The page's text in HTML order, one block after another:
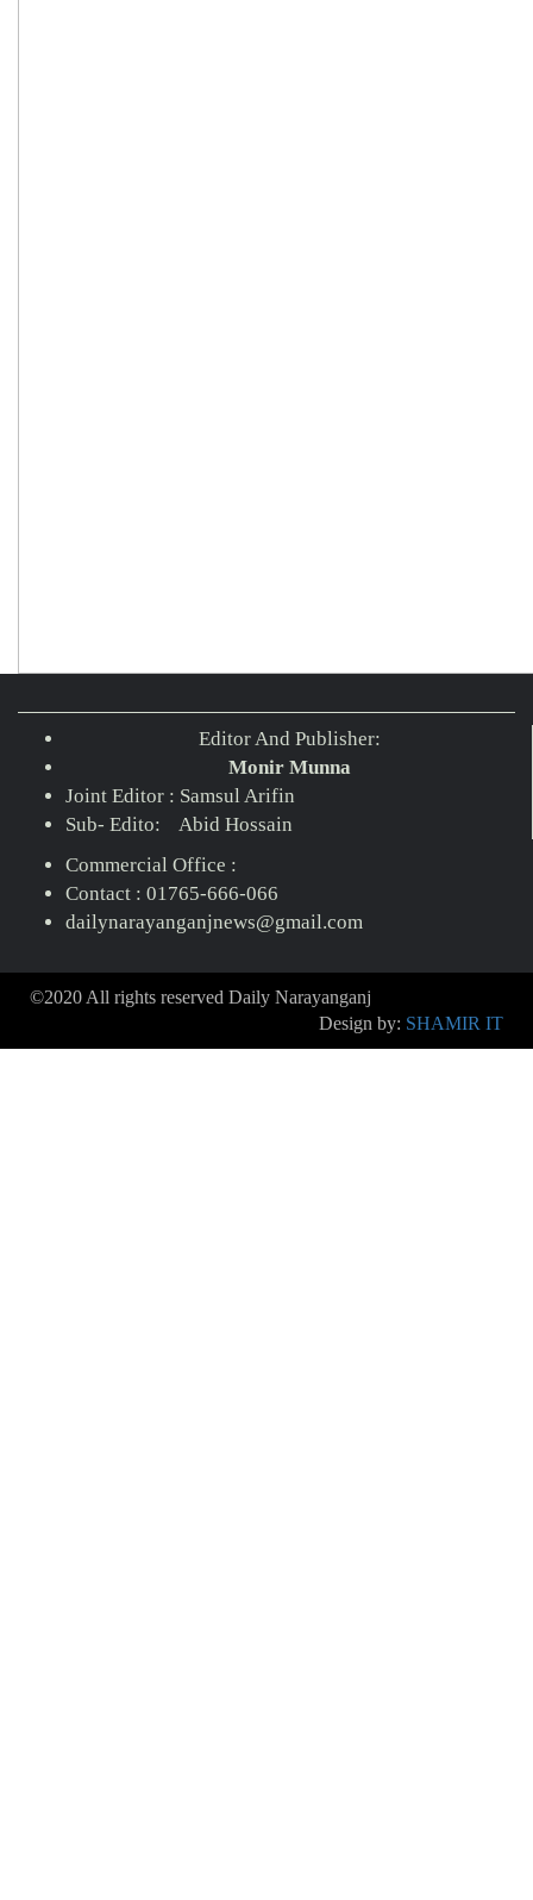
Editor And Publisher:
Monir Munna
Joint Editor : Samsul Arifin
Sub- Edito: Abid Hossain
Commercial Office :
Contact : 01765-666-066
dailynarayanganjnews@gmail.com
©2020 All rights reserved Daily Narayanganj
Design by: SHAMIR IT